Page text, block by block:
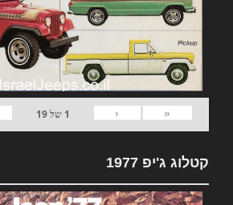
«
‹
1 של19
קטלוג ג'יפ 1977